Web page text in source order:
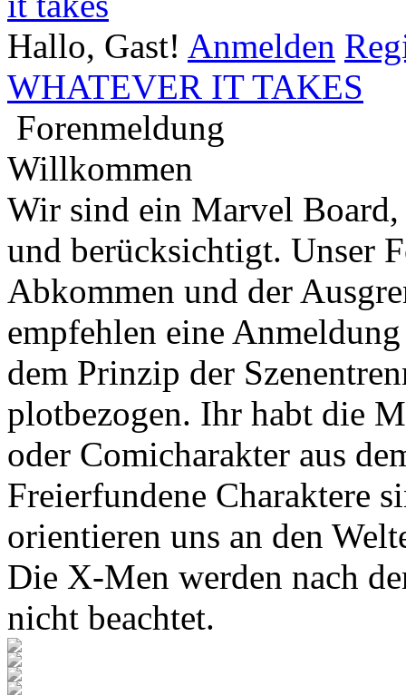
Hallo, Gast! Anmelden
WHATEVER IT TAKES
Forenmeldung
Willkommen
Wir sind ein Marvel
und berücksichtigt. Unser
Abkommen und der
empfehlen eine
dem Prinzip der
plotbezogen. Ihr habt die
oder Comicharakter aus
Freierfundene Charaktere
orientieren uns an den
Die X-Men werden nach
nicht beachtet.